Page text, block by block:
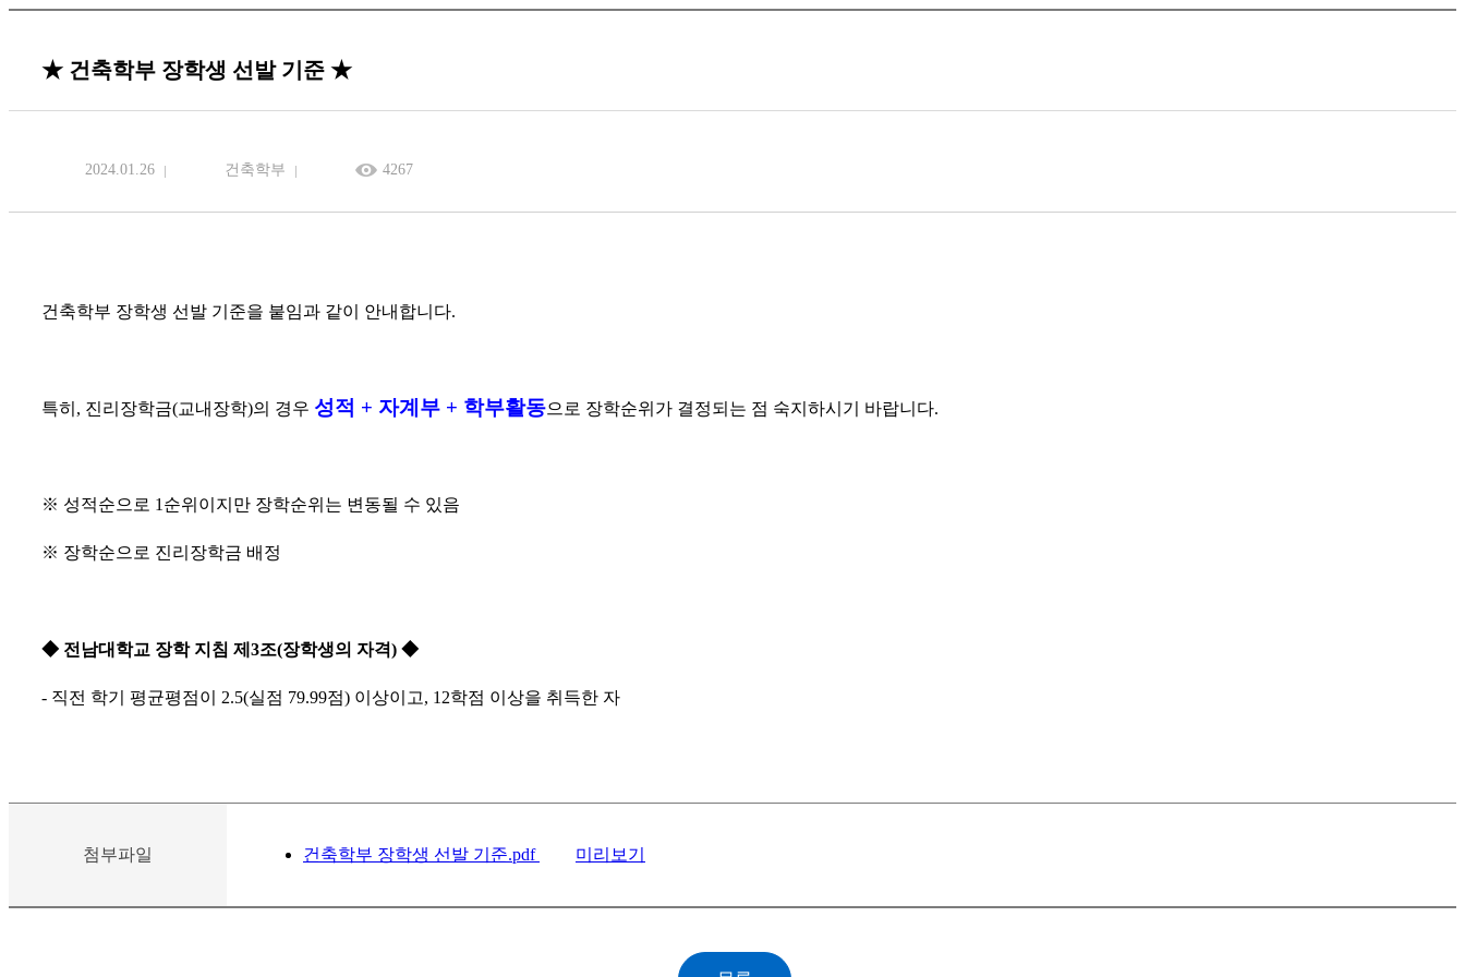
★ 건축학부 장학생 선발 기준 ★
2024.01.26 건축학부 4267
건축학부 장학생 선발 기준을 붙임과 같이 안내합니다.
특히, 진리장학금(교내장학)의 경우 성적 + 자계부 + 학부활동으로 장학순위가 결정되는 점 숙지하시기 바랍니다.
※ 성적순으로 1순위이지만 장학순위는 변동될 수 있음
※ 장학순으로 진리장학금 배정
◆ 전남대학교 장학 지침 제3조(장학생의 자격) ◆
- 직전 학기 평균평점이 2.5(실점 79.99점) 이상이고, 12학점 이상을 취득한 자
첨부파일 건축학부 장학생 선발 기준.pdf 미리보기